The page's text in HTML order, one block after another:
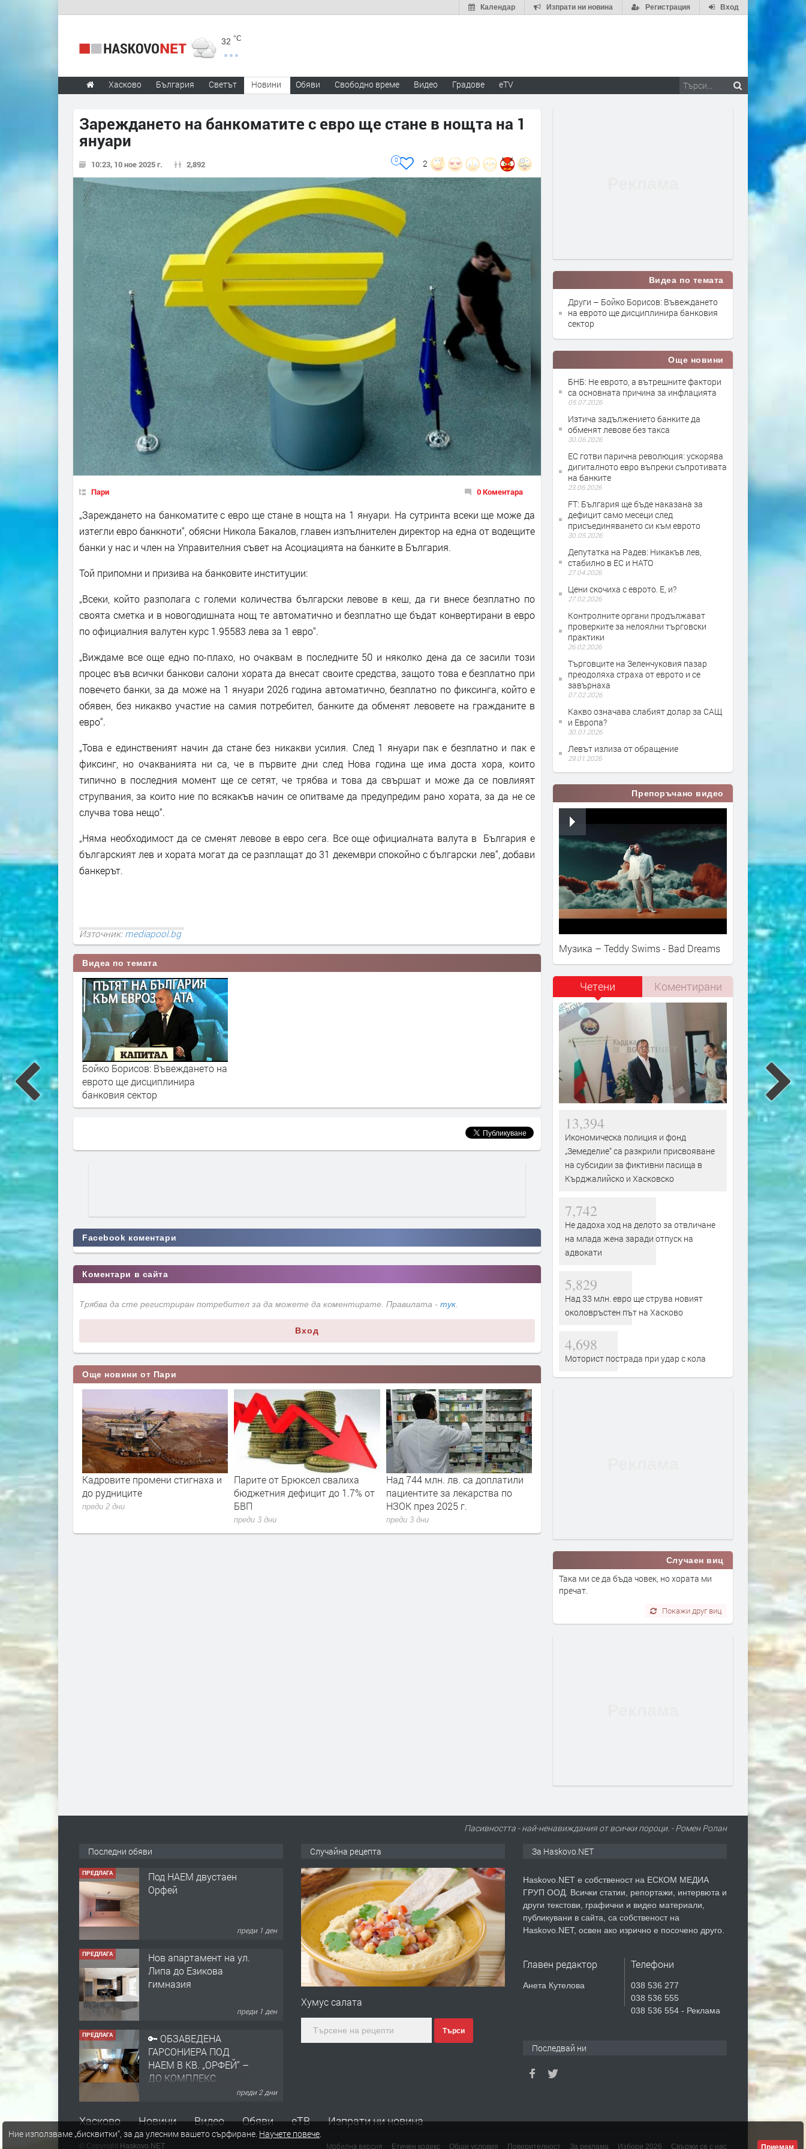
Вход
Регистрация
Изпрати ни новина
Календар
32 °C
Хасково България Светът Новини Обяви Свободно време Видео Градове eTV
Зареждането на банкоматите с евро ще стане в нощта на 1
януари
10:23, 10 ное 2025 г. 2,892 2
0
Пари 0 Коментара
„Зареждането на банкоматите с евро ще стане в нощта на 1 януари. На сутринта всеки ще може да
изтегли евро банкноти“, обясни Никола Бакалов, главен изпълнителен директор на една от водещите
банки у нас и член на Управителния съвет на Асоциацията на банките в България.
Той припомни и призива на банковите институции:
„Всеки, който разполага с големи количества български левове в кеш, да ги внесе безплатно по
своята сметка и в новогодишната нощ те автоматично и безплатно ще бъдат конвертирани в евро
по официалния валутен курс 1.95583 лева за 1 евро“.
„Виждаме все още едно по-плахо, но очаквам в последните 50 и няколко дена да се засили този
процес във всички банкови салони хората да внесат своите средства, защото това е безплатно при
повечето банки, за да може на 1 януари 2026 година автоматично, безплатно по фиксинга, който е
обявен, без никакво участие на самия потребител, банките да обменят левовете на гражданите в
евро“.
„Това е единственият начин да стане без никакви усилия. След 1 януари пак е безплатно и пак е
фиксинг, но очакванията ни са, че в първите дни след Нова година ще има доста хора, които
типично в последния момент ще се сетят, че трябва и това да свършат и може да се повлияят
струпвания, за които ние по всякакъв начин се опитваме да предупредим рано хората, за да не се
случва това нещо“.
„Няма необходимост да се сменят левове в евро сега. Все още официалната валута в България е
българският лев и хората могат да се разплащат до 31 декември спокойно с български лев“, добави
банкерът.
Източник:mediapool.bg
Видеа по темата
Бойко Борисов: Въвеждането на
еврото ще дисциплинира
банковия сектор
Facebook коментари
Коментари в сайта
Трябва да сте регистриран потребител за да можете да коментирате. Правилата - тук.
Вход
Още новини от Пари
е скочила с
И
Кадровите промени стигнаха и
до рудниците
преди 2 дни
Парите от Брюксел свалиха
бюджетния дефицит до 1.7% от
БВП
преди 3 дни
Над 744 млн. лв. са доплатили
пациентите за лекарства по
НЗОК през 2025 г.
преди 3 дни
Дигитално евро:
е вече в нашия смартфон
Видеа по темата
Други – Бойко Борисов: Въвеждането
на еврото ще дисциплинира банковия
сектор
Още новини
БНБ: Не еврото, а вътрешните фактори
са основната причина за инфлацията
05.07.2026
Изтича задължението банките да
обменят левове без такса
30.06.2026
ЕС готви парична революция: ускорява
дигиталното евро въпреки съпротивата
на банките
23.06.2026
FT: България ще бъде наказана за
дефицит само месеци след
присъединяването си към еврото
30.05.2026
Депутатка на Радев: Никакъв лев,
стабилно в ЕС и НАТО
27.04.2026
Цени скочиха с еврото. Е, и?
27.02.2026
Контролните органи продължават
проверките за нелоялни търговски
практики
26.02.2026
Търговците на Зеленчуковия пазар
преодоляха страха от еврото и се
завърнаха
07.02.2026
Какво означава слабият долар за САЩ
и Европа?
30.01.2026
Левът излиза от обращение
29.01.2026
Препоръчано видео
Музика – Teddy Swims - Bad Dreams
Четени Коментирани
13,394
Икономическа полиция и фонд
„Земеделие“ са разкрили присвояване
на субсидии за фиктивни пасища в
Кърджалийско и Хасковско
7,742
Не дадоха ход на делото за отвличане
на млада жена заради отпуск на
адвокати
5,829
Над 33 млн. евро ще струва новият
околовръстен път на Хасково
4,698
Моторист пострада при удар с кола
Случаен виц
Така ми се да бъда човек, но хората ми
пречат.
Покажи друг виц
Пасивността - най-ненавиждания от всички пороци. - Ромен Ролан
Последни обяви
ПРЕДЛАГА
Под НАЕМ двустаен
Орфей
преди 1 ден
ПРЕДЛАГА
Нов апартамент на ул.
Липа до Езикова
гимназия
преди 1 ден
ПРЕДЛАГА
🔑 ОБЗАВЕДЕНА
ГАРСОНИЕРА ПОД
НАЕМ В КВ. „ОРФЕЙ“ –
ДО КОМПЛЕКС
преди 2 дни
НАПЪЛНО ОБЗАВЕДЕН
И ОБОРУДВАН
ТРИСТАЕН
Случайна рецепта
Хумус салата
Търси
За Haskovo.NET
Haskovo.NET е собственост на ЕСКОМ МЕДИА
ГРУП ООД. Всички статии, репортажи, интервюта и
други текстови, графични и видео материали,
публикувани в сайта, са собственост на
Haskovo.NET, освен ако изрично е посочено друго.
Главен редактор
Анета Кутелова
Телефони
038 536 277
038 536 555
038 536 554 - Реклама
Последвай ни
Хасково Новини Видео Обяви еТВ Изпрати ни новина
© Copyright Haskovo.NET Мобилна версия Етичен кодекс Общи условия Поверителност За реклама Избори 2026 Свържи се с нас
Ние използваме „бисквитки“, за да улесним вашето сърфиране. Научете повече.
Приемам